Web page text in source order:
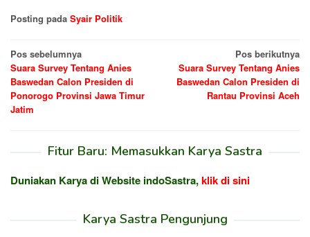
Posting pada Syair Politik
Navigasi
pos
Pos sebelumnya
Suara Survey Tentang Anies
Baswedan Calon Presiden di
Ponorogo Provinsi Jawa Timur
Jatim
Pos berikutnya
Suara Survey Tentang Anies
Baswedan Calon Presiden di
Rantau Provinsi Aceh
Fitur Baru: Memasukkan Karya Sastra
Duniakan Karya di Website indoSastra,klik di sini
Karya Sastra Pengunjung